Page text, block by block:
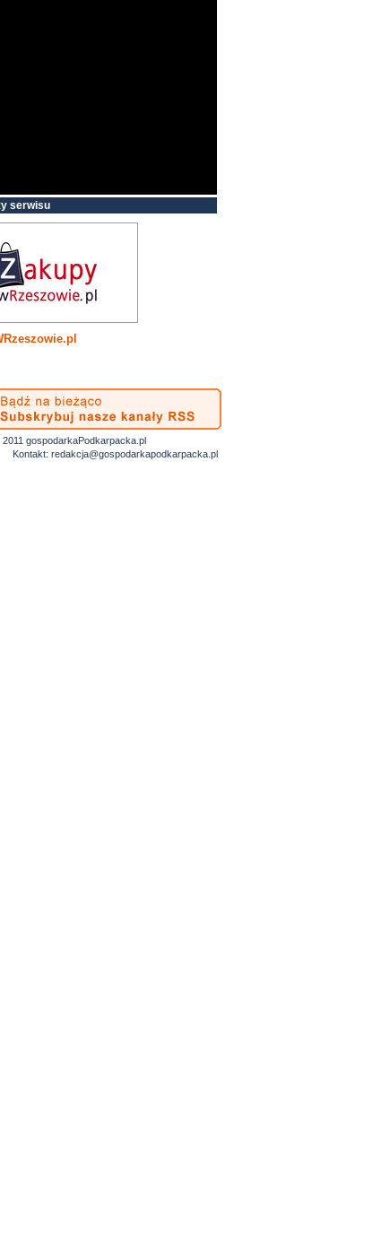
serwisu
gospodarkaPodkarpacka.pl
Kontakt: redakcja@gospodarkapodkarpacka.pl